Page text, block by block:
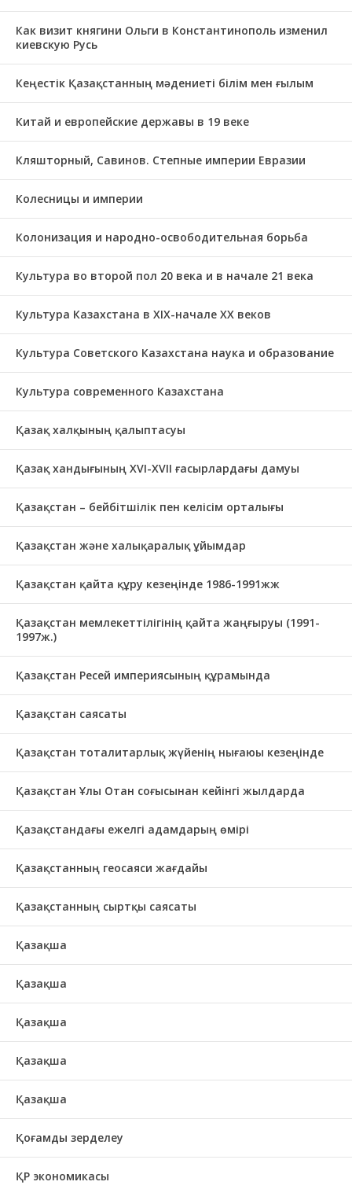
Как визит княгини Ольги в Константинополь изменил
киевскую Русь
Кеңестік Қазақстанның мәдениеті білім мен ғылым
Китай и европейские державы в 19 веке
Кляшторный, Савинов. Степные империи Евразии
Колесницы и империи
Колонизация и народно-освободительная борьба
Культура во второй пол 20 века и в начале 21 века
Культура Казахстана в ХІХ-начале ХХ веков
Культура Советского Казахстана наука и образование
Культура современного Казахстана
Қазақ халқының қалыптасуы
Қазақ хандығының XVI-XVII ғасырлардағы дамуы
Қазақстан – бейбітшілік пен келісім орталығы
Қазақстан және халықаралық ұйымдар
Қазақстан қайта құру кезеңінде 1986-1991жж
Қазақстан мемлекеттілігінің қайта жаңғыруы (1991-
1997ж.)
Қазақстан Ресей империясының құрамында
Қазақстан саясаты
Қазақстан тоталитарлық жүйенің нығаюы кезеңінде
Қазақстан Ұлы Отан соғысынан кейінгі жылдарда
Қазақстандағы ежелгі адамдарың өмірі
Қазақстанның геосаяси жағдайы
Қазақстанның сыртқы саясаты
Қазақша
Қазақша
Қазақша
Қазақша
Қазақша
Қоғамды зерделеу
ҚР экономикасы